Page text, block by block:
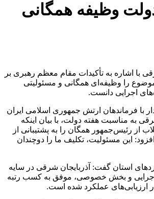
وظیفه همگانی
با اشاره به تأکیدات مقام معظم رهبری بر
را وظیفه‌ای همگانی و مسئولیتی
اجرایی دانست.
با فرماندهان ارتش جمهوری اسلامی ایران
به مناسبت هفته دولت، با بیان اینکه
از رئیس‌جمهور همگان را به پشتیبانی از
این مسئولیت، تکلیف ما را دوچندان
استان گفت: آذربایجان شرقی در سایه
و بخش خصوصی، موفق به کسب رتبه
ارزیابی‌های عملکرد شده است.